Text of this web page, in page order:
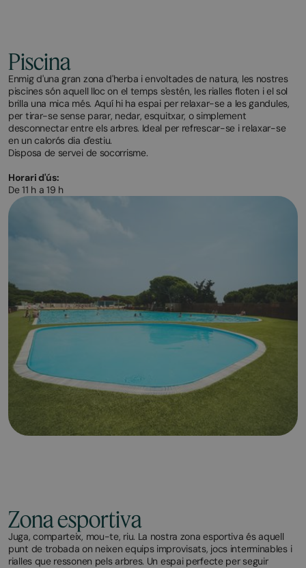
Piscina
Enmig d'una gran zona d'herba i envoltades de natura, les nostres
piscines són aquell lloc on el temps s'estén, les rialles floten i el sol
brilla una mica més. Aquí hi ha espai per relaxar-se a les gandules,
per tirar-se sense parar, nedar, esquitxar, o simplement
desconnectar entre els arbres. Ideal per refrescar-se i relaxar-se
en un calorós dia d'estiu.
Disposa de servei de socorrisme.
Horari d'ús:
De 11 h a 19 h
Zona esportiva
Juga, comparteix, mou-te, riu. La nostra zona esportiva és aquell
punt de trobada on neixen equips improvisats, jocs interminables i
rialles que ressonen pels arbres. Un espai perfecte per seguir